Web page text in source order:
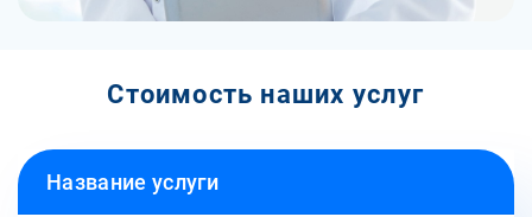
Стоимость наших услуг
Название услуги